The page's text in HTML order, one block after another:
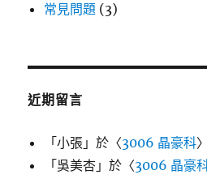
常見問題 (3)
近期留言
「小張 」於〈3006 晶豪科
「吳美杏 」於〈3006 晶豪